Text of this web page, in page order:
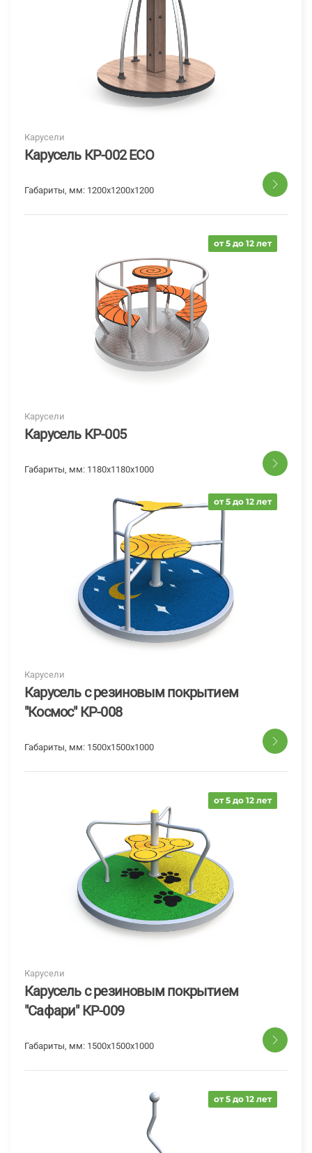
Карусели
Карусель КР-002 ECO
Габариты, мм: 1200x1200x1200
от 5 до 12 лет
Карусели
Карусель КР-005
Габариты, мм: 1180х1180х1000
от 5 до 12 лет
Карусели
Карусель с резиновым покрытием
"Космос" КР-008
Габариты, мм: 1500x1500x1000
от 5 до 12 лет
Карусели
Карусель с резиновым покрытием
"Сафари" КР-009
Габариты, мм: 1500x1500x1000
от 5 до 12 лет